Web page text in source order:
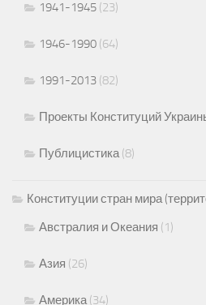
1941-1945 (23)
1946-1990 (64)
1991-2013 (82)
Проекты Конституций
Публицистика(8)
Конституции стран мира
Австралия и Океания (1)
Азия (26)
Америка(34)